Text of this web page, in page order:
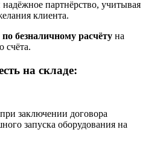
партнёрство, учитывая
клиента.
безналичному расчёту на
счёта.
на складе:
заключении договора
запуска оборудования на